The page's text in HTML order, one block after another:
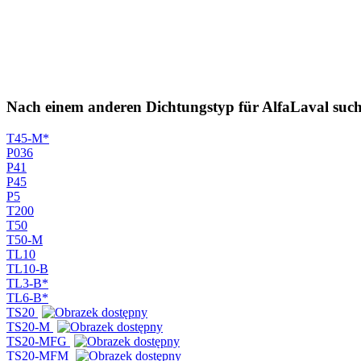
Nach einem anderen Dichtungstyp für AlfaLaval
T45-M*
P036
P41
P45
P5
T200
T50
T50-M
TL10
TL10-B
TL3-B*
TL6-B*
TS20
TS20-M
TS20-MFG
TS20-MFM